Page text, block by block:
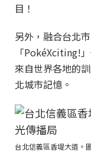
目！
另外，融合台北
「PokéXciting!
來自世界各地的
北城市記憶。
台北信義區香堤大道。